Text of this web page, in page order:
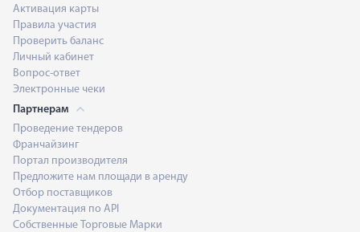
Активация карты
Правила участия
Проверить баланс
Личный кабинет
Вопрос-ответ
Электронные чеки
Партнерам
Проведение тендеров
Франчайзинг
Портал производителя
Предложите нам площади в аренду
Отбор поставщиков
Документация по API
Собственные Торговые Марки